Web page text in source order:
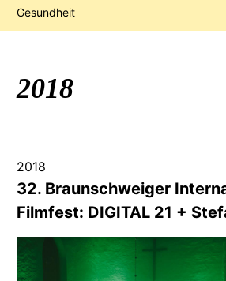
Jubiläumsaktion
Gesundheit
2018
32. Braunschweiger
Filmfest: DIGITAL21 +
2018